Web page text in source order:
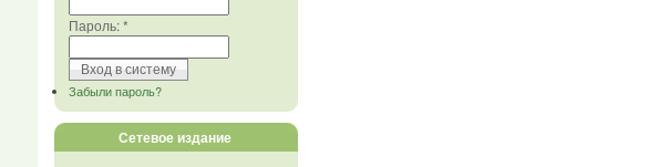
Пароль:*
Забыли пароль?
Сетевое издание